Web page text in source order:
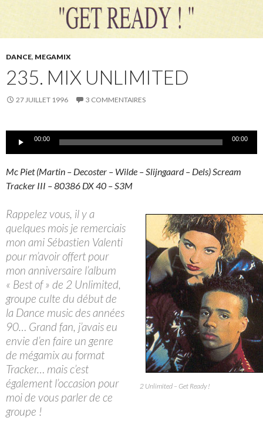
DANCE, MEGAMIX
235. MIX UNLIMITED
27 JUILLET 1996 3 COMMENTAIRES
Lecteur00:00 00:00
Mc Piet (Martin – Decoster – Wilde – Slijngaard – Dels) Scream
Tracker III – 80386 DX 40 – S3M
2 Unlimited – Get Ready !
Rappelez vous, il y a
quelques mois je remerciais
mon ami Sébastien Valenti
pour m’avoir offert pour
mon anniversaire l’album
« Best of » de 2 Unlimited,
groupe culte du début de
la Dance music des années
90… Grand fan, j’avais eu
envie d’en faire un genre
de mégamix au format
Tracker… mais c’est
également l’occasion pour
moi de vous parler de ce
groupe !